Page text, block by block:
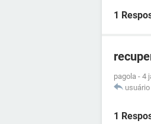
1
pagola - 4
1